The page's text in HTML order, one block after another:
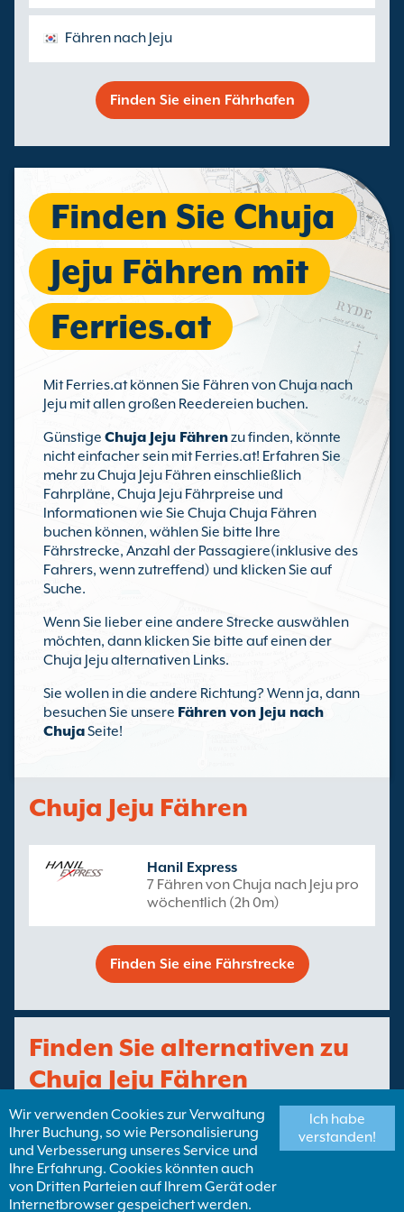
Fähren nach Jeju
Finden Sie einen Fährhafen
Finden Sie Chuja
Jeju Fähren mit
Ferries.at
Mit Ferries.at können Sie Fähren von Chuja nach
Jeju mit allen großen Reedereien buchen.
Günstige Chuja Jeju Fährenzu finden, könnte
nicht einfacher sein mit Ferries.at! Erfahren Sie
mehr zu Chuja Jeju Fähren einschließlich
Fahrpläne, Chuja Jeju Fährpreise und
Informationen wie Sie Chuja Chuja Fähren
buchen können, wählen Sie bitte Ihre
Fährstrecke, Anzahl der Passagiere(inklusive des
Fahrers, wenn zutreffend) und klicken Sie auf
Suche.
Wenn Sie lieber eine andere Strecke auswählen
möchten, dann klicken Sie bitte auf einen der
Chuja Jeju alternativen Links.
Sie wollen in die andere Richtung? Wenn ja, dann
besuchen Sie unsere Fähren von Jeju nach
ChujaSeite!
Chuja Jeju Fähren
Hanil Express
7 Fähren von Chuja nach Jeju pro
wöchentlich (2h 0m)
Finden Sie eine Fährstrecke
Finden Sie alternativen zu
Chuja Jeju Fähren
Mehr Chuja Jeju
Alternativen :
Fähren von Chuja
Insel
Fähren nach
Südkorea
Wir verwenden Cookies zur Verwaltung
Ihrer Buchung, so wie Personalisierung
und Verbesserung unseres Service und
Ihre Erfahrung. Cookies könnten auch
von Dritten Parteien auf Ihrem Gerät oder
Internetbrowser gespeichert werden.
Ich habe
verstanden!